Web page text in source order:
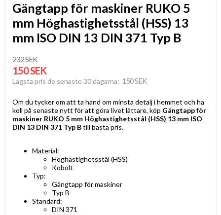
Gängtapp för maskiner RUKO 5
mm Höghastighetsstål (HSS) 13
mm ISO DIN 13 DIN 371 Typ B
232 SEK
150 SEK
Lägsta pris de senaste 30 dagarna 150 SEK
Om du tycker om att ta hand om minsta detalj i hemmet och ha
koll på senaste nytt för att göra livet lättare, köp Gängtapp för
maskiner RUKO 5 mm Höghastighetsstål (HSS) 13 mm ISO
DIN 13 DIN 371 Typ Btill bästa pris.
Material:
Höghastighetsstål (HSS)
Kobolt
Typ:
Gängtapp för maskiner
Typ B
Standard:
DIN 371